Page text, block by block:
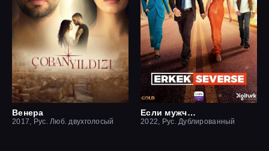
Венера
2017, Рус. Люб. двухголосый
Если мужчина влюблен
2022, Рус. Дублированный